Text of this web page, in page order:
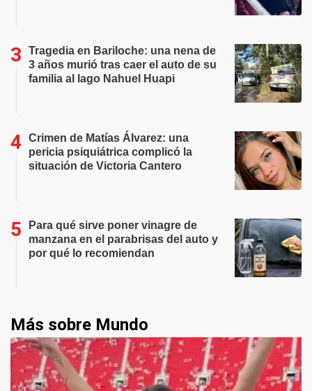
Tragedia en Bariloche: una nena de
3 años murió tras caer el auto de su
familia al lago Nahuel Huapi
Crimen de Matías Álvarez: una
pericia psiquiátrica complicó la
situación de Victoria Cantero
Para qué sirve poner vinagre de
manzana en el parabrisas del auto y
por qué lo recomiendan
Más sobre Mundo